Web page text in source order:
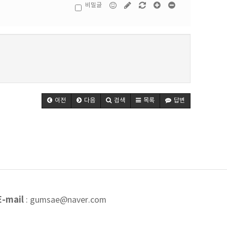
비밀글
이전 다음 검색 목록 답변
mail : gumsae@naver.com